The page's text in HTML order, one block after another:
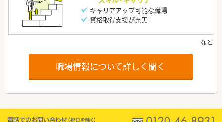
キャリアアップ可能な職場
資格取得支援が充実
職場情報について詳しく聞く